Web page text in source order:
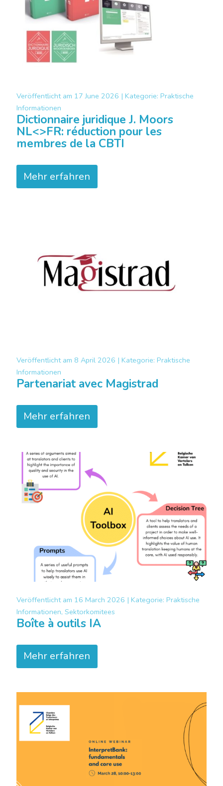
Veröffentlicht am 17 June 2026 | Kategorie: Praktische
Informationen
Dictionnaire juridique J. Moors
NL<>FR: réduction pour les
membres de la CBTI
Mehr erfahren
Veröffentlicht am 8 April 2026 | Kategorie: Praktische
Informationen
Partenariat avec Magistrad
Mehr erfahren
Veröffentlicht am 16 March 2026 | Kategorie: Praktische
Informationen, Sektorkomitees
Boîte à outils IA
Mehr erfahren